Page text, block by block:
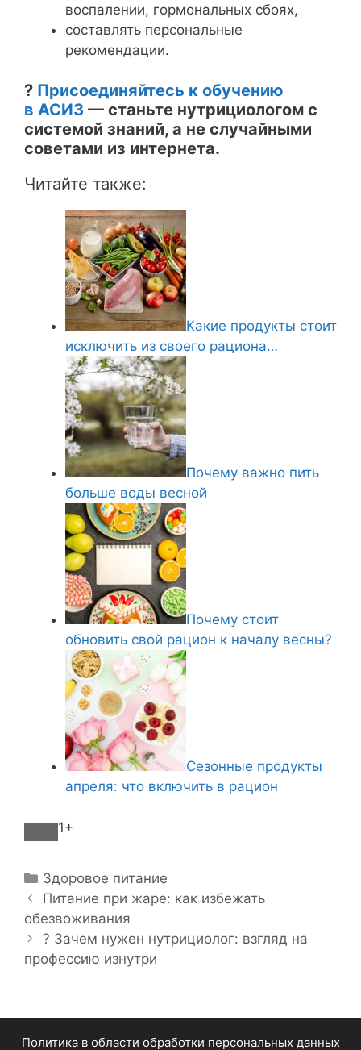
воспалении, гормональных сбоях,
составлять персональные
рекомендации.
? Присоединяйтесь к обучению
в АСИЗ — станьте нутрициологом с
системой знаний, а не случайными
советами из интернета.
Читайте также:
Какие продукты стоит
исключить из своего рациона…
Почему важно пить
больше воды весной
Почему стоит
обновить свой рацион к началу весны?
Сезонные продукты
апреля: что включить в рацион
1+
Р
у
б
р
и
Здоровое питание
Н
а
в
и
ц
и
Питание при жаре: как избежать
обезвоживания
? Зачем нужен нутрициолог: взгляд на
профессию изнутри
Политика в области обработки персональных данных